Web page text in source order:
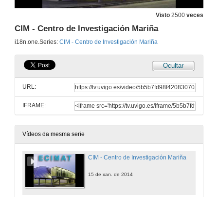
Visto 2500 veces
CIM - Centro de Investigación Mariña
i18n.one.Series: CIM - Centro de Investigación Mariña
Ocultar
URL:
IFRAME:
Vídeos da mesma serie
CIM - Centro de Investigación Mariña
15 de xan. de 2014